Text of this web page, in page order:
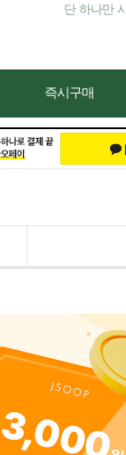
단 하나만
즉시구매